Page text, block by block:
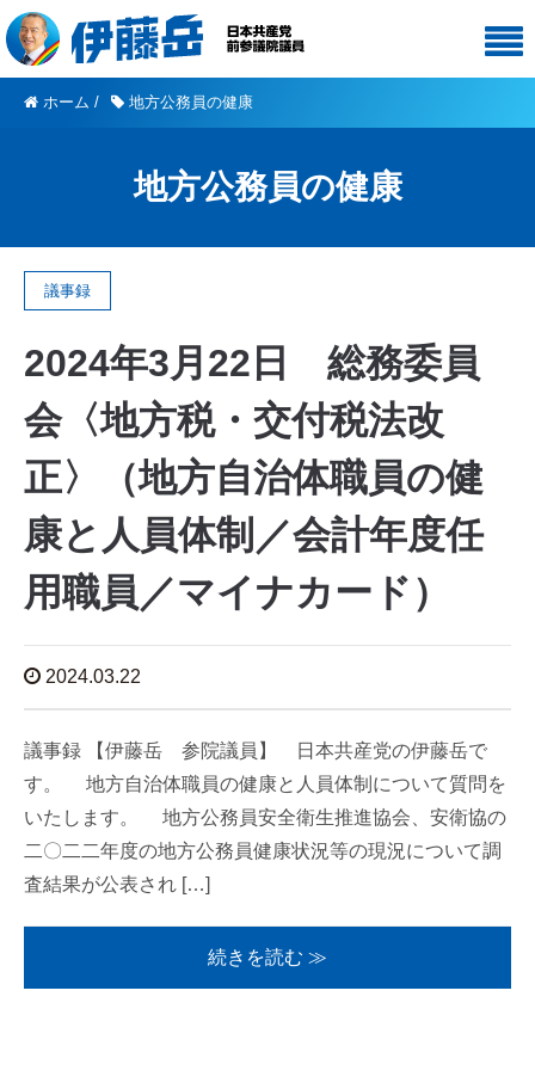
ホーム / 地方公務員の健康
地方公務員の健康
議事録
2024年3月22日 総務委員
会〈地方税・交付税法改
正〉（地方自治体職員の健
康と人員体制／会計年度任
用職員／マイナカード）
2024.03.22
議事録 【伊藤岳 参院議員】 日本共産党の伊藤岳で
す。 地方自治体職員の健康と人員体制について質問を
いたします。 地方公務員安全衛生推進協会、安衛協の
二〇二二年度の地方公務員健康状況等の現況について調
査結果が公表され […]
続きを読む ≫